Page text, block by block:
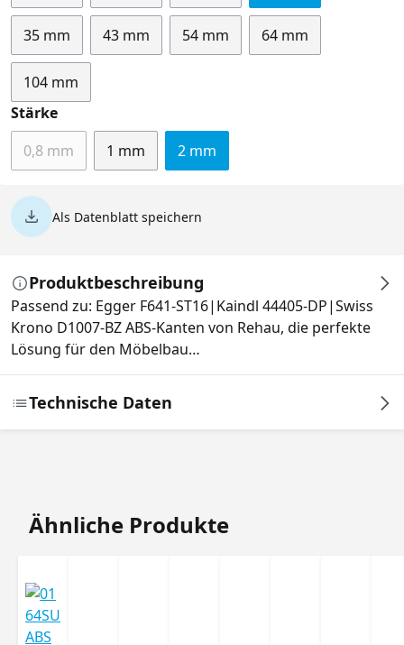
35 mm 43 mm 54 mm 64 mm
104 mm
Stärkeauswählen
0,8 mm(Diese Option ist zurzeit nicht verfügbar.)
1 mm 2 mm
Als Datenblatt speichern
Produktbeschreibung
Passend zu: Egger F641-ST16|Kaindl 44405-DP|Swiss
Krono D1007-BZ ABS-Kanten von Rehau, die perfekte
Lösung für den Möbelbau…
Technische Daten
Produktgalerie überspringen
Ähnliche Produkte